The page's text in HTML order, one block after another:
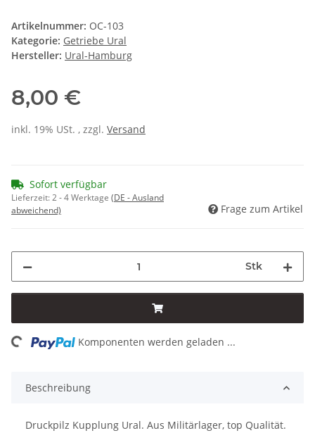
Artikelnummer: OC-103
Kategorie: Getriebe Ural
Hersteller: Ural-Hamburg
8,00 €
inkl. 19% USt. , zzgl. Versand
Sofort verfügbar
Lieferzeit:2 - 4 Werktage (DE - Ausland
abweichend)
Frage zum Artikel
Stk
Komponenten werden geladen ...
Beschreibung
Druckpilz Kupplung Ural. Aus Militärlager, top Qualität.